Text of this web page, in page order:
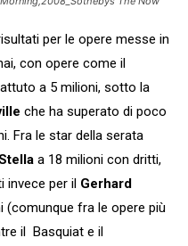
per le opere messe in
con opere come il
a 5 milioni, sotto la
che ha superato di poco
Fra le star della serata
a 18 milioni con dritti,
invece per il Gerhard
(comunque fra le opere più
il Basquiat e il